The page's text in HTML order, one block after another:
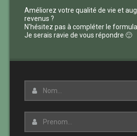
Améliorez votre qualité de vie et
revenus ?
N'hésitez pas à compléter le
Je serais ravie de vous répondre 🙂